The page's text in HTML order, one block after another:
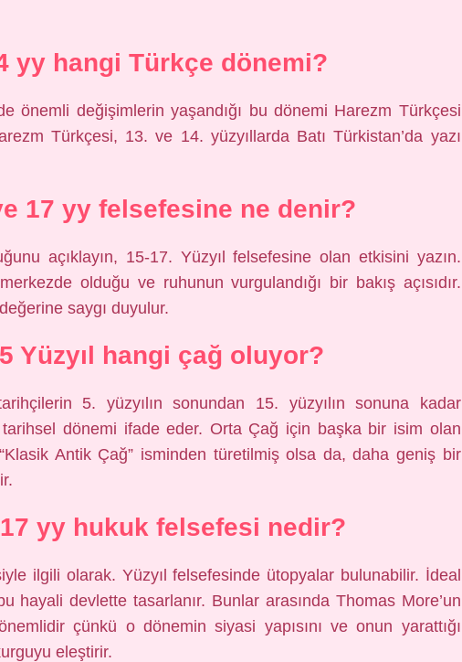
yy hangi Türkçe dönemi?
önemli değişimlerin yaşandığı bu dönemi Harezm Türkçesi
Türkçesi, 13. ve 14. yüzyıllarda Batı Türkistan’da yazı
17 yy felsefesine ne denir?
açıklayın, 15-17. Yüzyıl felsefesine olan etkisini yazın.
olduğu ve ruhunun vurgulandığı bir bakış açısıdır.
saygı duyulur.
Yüzyıl hangi çağ oluyor?
5. yüzyılın sonundan 15. yüzyılın sonuna kadar
dönemi ifade eder. Orta Çağ için başka bir isim olan
Antik Çağ” isminden türetilmiş olsa da, daha geniş bir
yy hukuk felsefesi nedir?
ilgili olarak. Yüzyıl felsefesinde ütopyalar bulunabilir. İdeal
hayali devlette tasarlanır. Bunlar arasında Thomas More’un
çünkü o dönemin siyasi yapısını ve onun yarattığı
eleştirir.